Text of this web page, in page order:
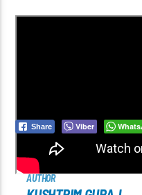
Share Viber
AUTHOR